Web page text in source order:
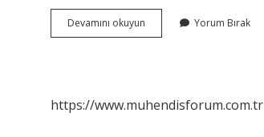
Devamını okuyun Menopozda
Hangi
Yorum Bırak
https://www.muhendisforum.com.tr